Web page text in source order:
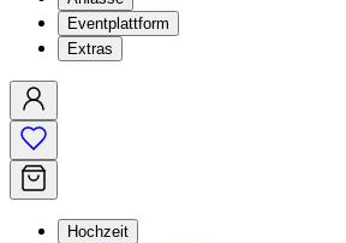
Eventplattform
Extras
Hochzeit